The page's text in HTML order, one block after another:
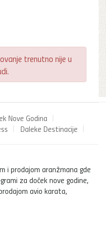
trenutno nije u
Nove Godina
Daleke Destinacije
i prodajom aranžmana gde
za doček nove godine,
avio karata,